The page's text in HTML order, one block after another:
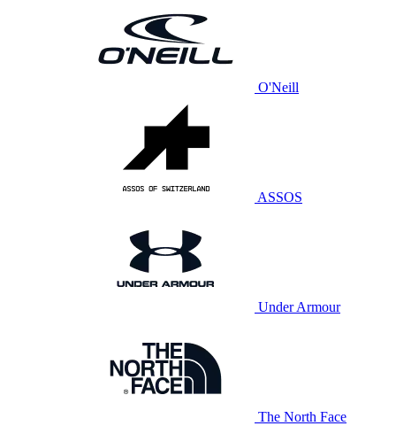
O'Neill
ASSOS
Under Armour
The North Face